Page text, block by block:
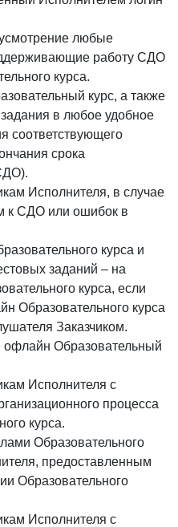
любые
работу СДО
курса.
курс, а также
в любое удобное
соответствующего
срока
Исполнителя, в случае
к СДО или ошибок в
курса и
заданий – на
курса, если
Образовательного курса
Заказчиком.
Образовательный
Исполнителя с
процесса
курса.
Образовательного
предоставленным
Образовательного
Исполнителя с